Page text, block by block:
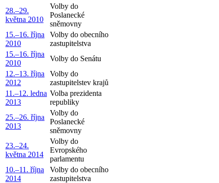
28.–29.
května 2010
Volby do
Poslanecké
sněmovny
15.–16. října
2010
Volby do obecního
zastupitelstva
15.–16. října
2010
Volby do Senátu
12.–13. října
2012
Volby do
zastupitelstev krajů
11.–12. ledna
2013
Volba prezidenta
republiky
25.–26. října
2013
Volby do
Poslanecké
sněmovny
23.–24.
května 2014
Volby do
Evropského
parlamentu
10.–11. října
2014
Volby do obecního
zastupitelstva